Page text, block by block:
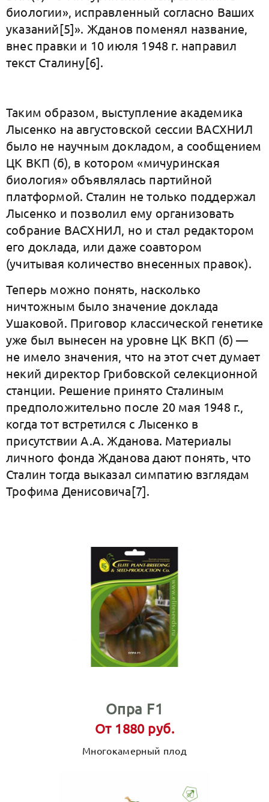
биологии», исправленный согласно Ваших
указаний[5]». Жданов поменял название,
внес правки и 10 июля 1948 г. направил
текст Сталину[6].
Таким образом, выступление академика
Лысенко на августовской сессии ВАСХНИЛ
было не научным докладом, а сообщением
ЦК ВКП (б), в котором «мичуринская
биология» объявлялась партийной
платформой. Сталин не только поддержал
Лысенко и позволил ему организовать
собрание ВАСХНИЛ, но и стал редактором
его доклада, или даже соавтором
(учитывая количество внесенных правок).
Теперь можно понять, насколько
ничтожным было значение доклада
Ушаковой. Приговор классической генетике
уже был вынесен на уровне ЦК ВКП (б) —
не имело значения, что на этот счет думает
некий директор Грибовской селекционной
станции. Решение принято Сталиным
предположительно после 20 мая 1948 г.,
когда тот встретился с Лысенко в
присутствии А.А. Жданова. Материалы
личного фонда Жданова дают понять, что
Сталин тогда выказал симпатию взглядам
Трофима Денисовича[7].
Опра F1
От 1880 руб.
Многокамерный плод